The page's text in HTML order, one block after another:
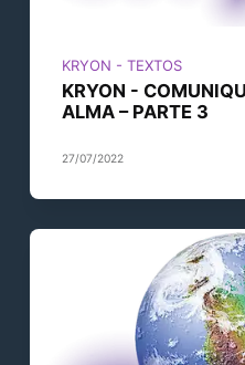
KRYON - TEXTOS
KRYON -
ALMA – PARTE 3
27/07/2022